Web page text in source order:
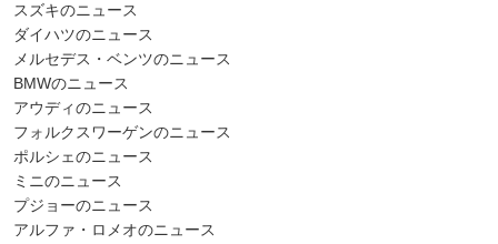
スズキのニュース
ダイハツのニュース
メルセデス・ベンツのニュース
BMWのニュース
アウディのニュース
フォルクスワーゲンのニュース
ポルシェのニュース
ミニのニュース
プジョーのニュース
アルファ・ロメオのニュース